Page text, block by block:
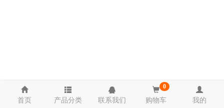
首页 产品分类 联系我们
0
购物车 我的